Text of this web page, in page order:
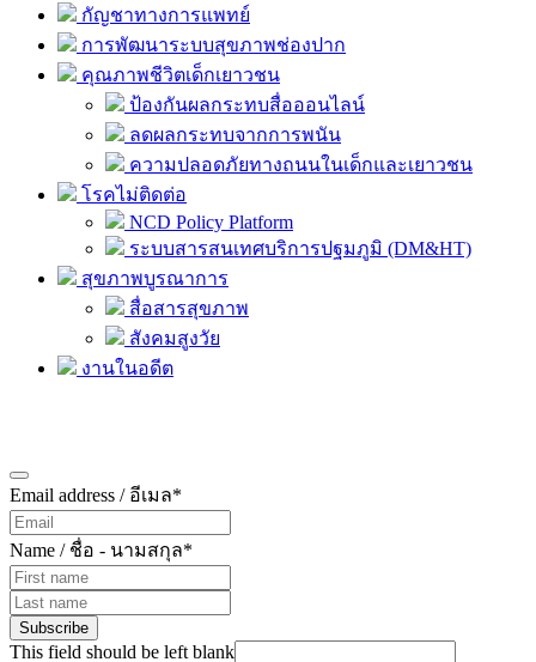
กัญชาทางการแพทย์
การพัฒนาระบบสุขภาพช่องปาก
คุณภาพชีวิตเด็กเยาวชน
ป้องกันผลกระทบสื่อออนไลน์
ลดผลกระทบจากการพนัน
ความปลอดภัยทางถนนในเด็กและเยาวชน
โรคไม่ติดต่อ
NCD Policy Platform
ระบบสารสนเทศบริการปฐมภูมิ (DM&HT)
สุขภาพบูรณาการ
สื่อสารสุขภาพ
สังคมสูงวัย
งานในอดีต
Email address / อีเมล*
Name / ชื่อ - นามสกุล*
Subscribe
This field should be left blank